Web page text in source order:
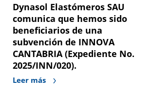
Dynasol Elastómeros SAU
comunica que hemos sido
beneficiarios de una
subvención de INNOVA
CANTABRIA (Expediente No.
2025/INN/020).
Leer más